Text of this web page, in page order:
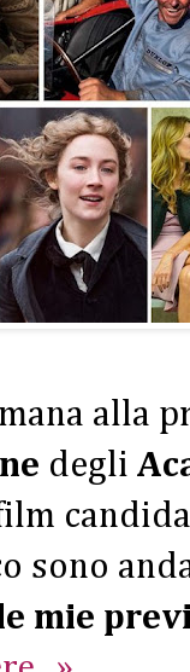
alla
degli
sono
mie